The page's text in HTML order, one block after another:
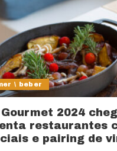
\ beber
2024
restaurantes
e pairing de